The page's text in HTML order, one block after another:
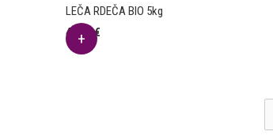
LEČA RDEČA BIO 5kg
44.04€